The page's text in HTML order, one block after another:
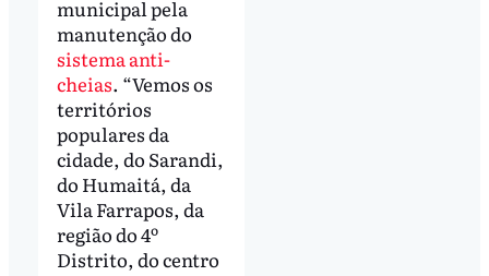
municipal pela
manutenção do
sistema anti-
cheias. “Vemos os
territórios
populares da
cidade, do Sarandi,
do Humaitá, da
Vila Farrapos, da
região do 4º
Distrito, do centro